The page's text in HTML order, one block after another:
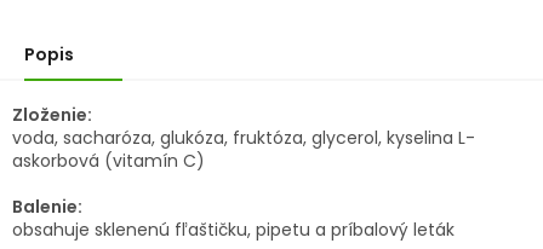
Popis
Zloženie:
voda, sacharóza, glukóza, fruktóza, glycerol, kyselina L-
askorbová (vitamín C)
Balenie:
obsahuje sklenenú fľaštičku, pipetu a príbalový leták